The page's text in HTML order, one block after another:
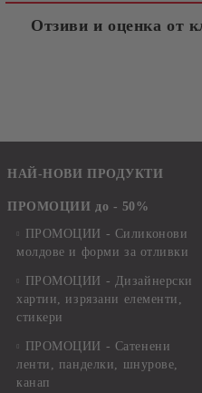
Отзиви и оценка от
НАЙ-НОВИ ПРОДУКТИ
ПРОМОЦИИ до - 50%
ПРОМОЦИИ - Силиконови
молдове и форми за отливки
ПРОМОЦИИ - Дизайнерски
хартии, изрязани елементи,
стикери
ПРОМОЦИИ - Сатенени
ленти, панделки, шнурове,
канап